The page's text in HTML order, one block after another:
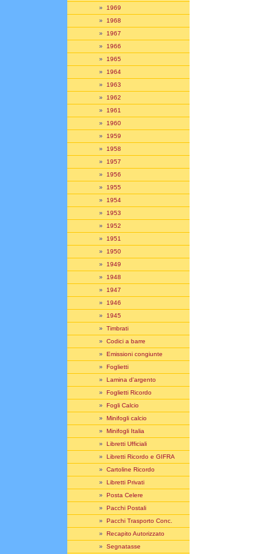
» 1969
» 1968
» 1967
» 1966
» 1965
» 1964
» 1963
» 1962
» 1961
» 1960
» 1959
» 1958
» 1957
» 1956
» 1955
» 1954
» 1953
» 1952
» 1951
» 1950
» 1949
» 1948
» 1947
» 1946
» 1945
» Timbrati
» Codici a barre
» Emissioni congiunte
» Foglietti
» Lamina d'argento
» Foglietti Ricordo
» Fogli Calcio
» Minifogli calcio
» Minifogli Italia
» Libretti Ufficiali
» Libretti Ricordo e GIFRA
» Cartoline Ricordo
» Libretti Privati
» Posta Celere
» Pacchi Postali
» Pacchi Trasporto Conc.
» Recapito Autorizzato
» Segnatasse